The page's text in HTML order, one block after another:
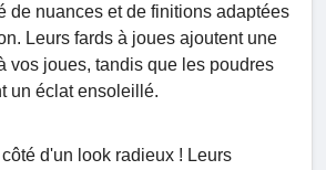
de nuances et de finitions adaptées
Leurs fards à joues ajoutent une
vos joues, tandis que les poudres
un éclat ensoleillé.
d'un look radieux ! Leurs